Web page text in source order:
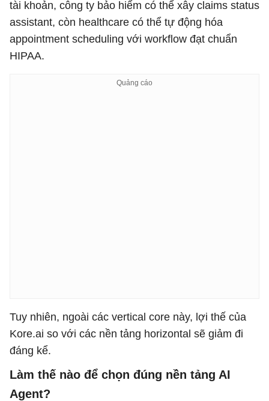
tài khoản, công ty bảo hiểm có thể xây claims status
assistant, còn healthcare có thể tự động hóa
appointment scheduling với workflow đạt chuẩn
HIPAA.
Tuy nhiên, ngoài các vertical core này, lợi thế của
Kore.ai so với các nền tảng horizontal sẽ giảm đi
đáng kể.
Làm thế nào để chọn đúng nền tảng AI
Agent?